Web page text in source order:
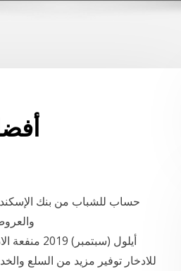
حساب للشباب من بنك
للادخار توفير مزيد من السلع